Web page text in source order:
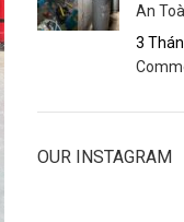
An
3
OUR INSTAGRAM